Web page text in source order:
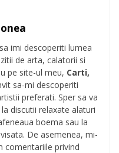
imi descoperiti lumea
de arta, calatorii si
pe site-ul meu, Carti,
sa-mi descoperiti
preferati. Sper sa va
discutii relaxate alaturi
boema sau la
De asemenea, mi-
comentariile privind